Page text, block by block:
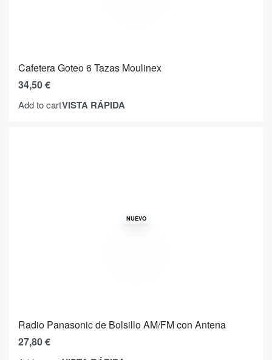
Cafetera Goteo 6 Tazas Moulinex
34,50€
Add to cartVISTA RÁPIDA
NUEVO
Radio Panasonic de Bolsillo AM/FM con Antena
27,80€